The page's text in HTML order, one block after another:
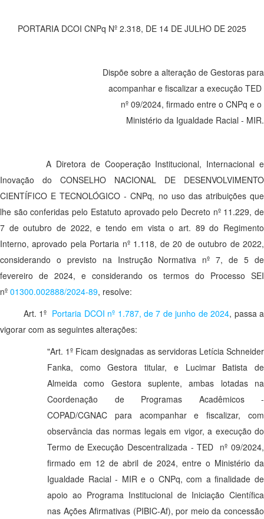
PORTARIA DCOI CNPq Nº 2.318, DE 14 DE JULHO DE 2025
Dispõe sobre a alteração de Gestoras para
acompanhar e fiscalizar a execução TED
nº 09/2024, firmado entre o CNPq e o
Ministério da Igualdade Racial - MIR.
A Diretora de Cooperação Institucional, Internacional e
Inovação do CONSELHO NACIONAL DE DESENVOLVIMENTO
CIENTÍFICO E TECNOLÓGICO - CNPq, no uso das atribuições que
lhe são conferidas pelo Estatuto aprovado pelo Decreto nº 11.229, de
7 de outubro de 2022, e tendo em vista o art. 89 do Regimento
Interno, aprovado pela Portaria nº 1.118, de 20 de outubro de 2022,
considerando o previsto na Instrução Normativa nº 7, de 5 de
fevereiro de 2024, e considerando os termos do Processo SEI
nº 01300.002888/2024-89, resolve:
Art. 1º Portaria DCOI nº 1.787, de 7 de junho de 2024, passa a
vigorar com as seguintes alterações:
"Art. 1º Ficam designadas as servidoras Letícia Schneider
Fanka, como Gestora titular, e Lucimar Batista de
Almeida como Gestora suplente, ambas lotadas na
Coordenação de Programas Acadêmicos -
COPAD/CGNAC para acompanhar e fiscalizar, com
observância das normas legais em vigor, a execução do
Termo de Execução Descentralizada - TED nº 09/2024,
firmado em 12 de abril de 2024, entre o Ministério da
Igualdade Racial - MIR e o CNPq, com a finalidade de
apoio ao Programa Institucional de Iniciação Científica
nas Ações Afirmativas (PIBIC-Af), por meio da concessão